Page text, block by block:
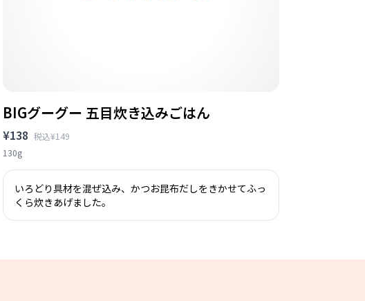
BIGグーグー 五目炊き込みごはん
¥138 税込¥149
130g
いろどり具材を混ぜ込み、かつお昆布だしをきかせてふっ
くら炊きあげました。